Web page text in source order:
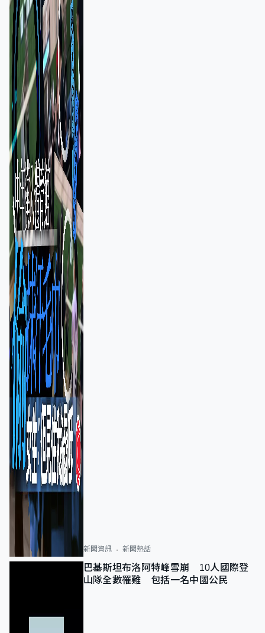
新聞資訊 新聞熱話
巴基斯坦布洛阿特峰雪崩 10人國際登
山隊全數罹難 包括一名中國公民